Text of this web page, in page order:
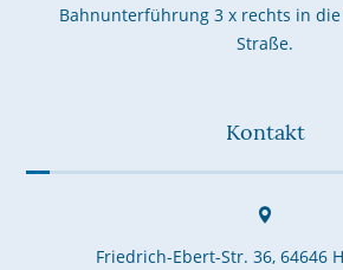
Bahnunterführung 3 x rechts in
Straße.
Kontakt
Friedrich-Ebert-Str. 36, 64646